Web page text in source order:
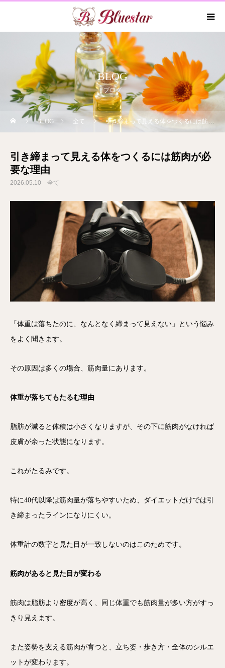
BLOG
ブログ
BLOG 全て 引き締まって見える体をつくるには筋肉が必要な理由
引き締まって見える体をつくるには筋肉が必
要な理由
2026.05.10 全て
「体重は落ちたのに、なんとなく締まって見えない」という悩み
をよく聞きます。
その原因は多くの場合、筋肉量にあります。
体重が落ちてもたるむ理由
脂肪が減ると体積は小さくなりますが、その下に筋肉がなければ
皮膚が余った状態になります。
これがたるみです。
特に40代以降は筋肉量が落ちやすいため、ダイエットだけでは引
き締まったラインになりにくい。
体重計の数字と見た目が一致しないのはこのためです。
筋肉があると見た目が変わる
筋肉は脂肪より密度が高く、同じ体重でも筋肉量が多い方がすっ
きり見えます。
また姿勢を支える筋肉が育つと、立ち姿・歩き方・全体のシルエ
ットが変わります。